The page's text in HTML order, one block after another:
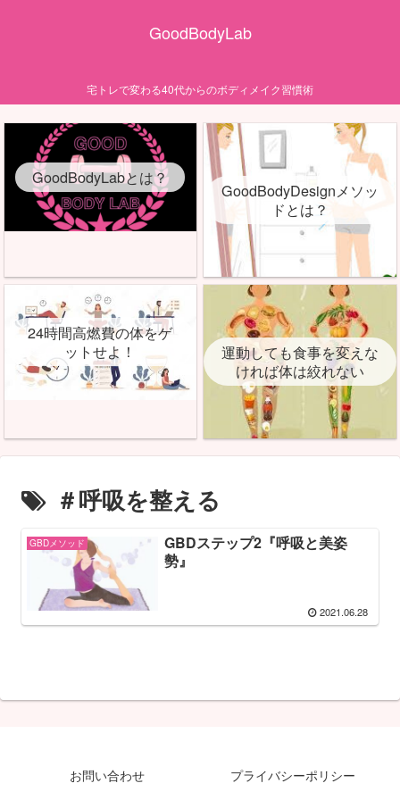
GoodBodyLab
宅トレで変わる40代からのボディメイク習慣術
GoodBodyLabとは？
GoodBodyDesignメソッ
ドとは？
24時間高燃費の体をゲ
ットせよ！
運動しても食事を変えな
ければ体は絞れない
＃呼吸を整える
GBDメソッド
GBDステップ2『呼吸と美姿
勢』
2021.06.28
お問い合わせ
プライバシーポリシー